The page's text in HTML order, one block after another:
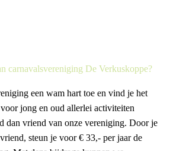
carnavalsvereniging De Verkuskoppe?
een wam hart toe en vind je het
jong en oud allerlei activiteiten
dan vriend van onze vereniging. Door je
steun je voor € 33,- per jaar de